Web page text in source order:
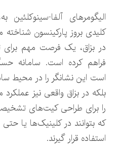
الیگومرهای آلفا-
کلیدی بروز پارکینسون
در بزاق، یک فرصت مهم برای
فراهم کرده است. سامانه
است این نشانگر را در محیط
بلکه در بزاق واقعی نیز
را برای طراحی کیت‌های
که بتوانند در کلینیک‌ها یا
استفاده قرار گیرند.